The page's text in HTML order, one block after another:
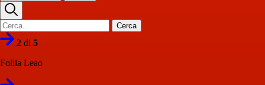
Cerca
2 di 5
Follia Leao